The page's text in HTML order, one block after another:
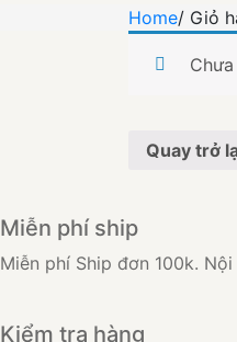
Home/ Giỏ
Quay trở
Miễn phí ship
Miễn phí Ship đơn 100k.
Kiểm tra hàng